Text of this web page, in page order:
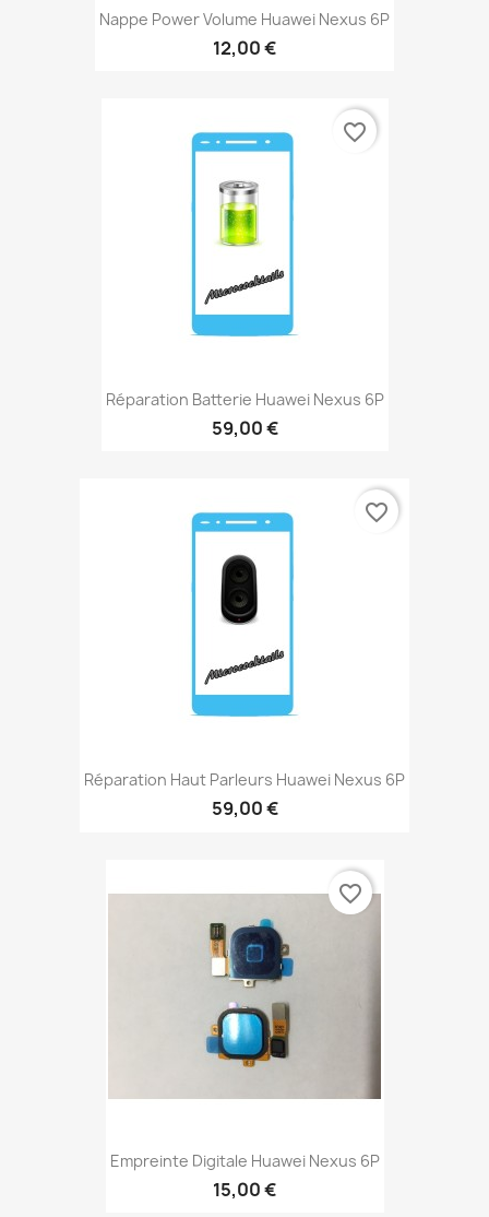
Nappe Power Volume Huawei Nexus 6P
12,00 €
Réparation Batterie Huawei Nexus 6P
59,00 €
favorite_border
Réparation Haut Parleurs Huawei Nexus 6P
59,00 €
favorite_border
Empreinte Digitale Huawei Nexus 6P
15,00 €
favorite_border